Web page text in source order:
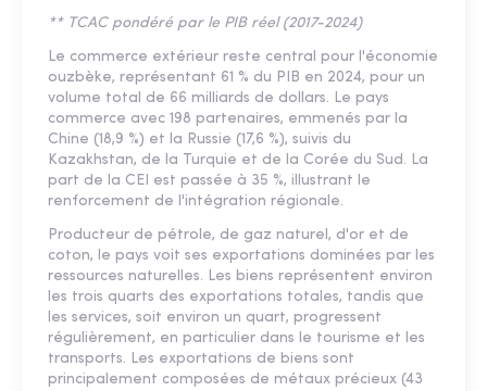
** TCAC pondéré par le PIB réel (2017-2024)
Le commerce extérieur reste central pour l'économie
ouzbèke, représentant 61 % du PIB en 2024, pour un
volume total de 66 milliards de dollars. Le pays
commerce avec 198 partenaires, emmenés par la
Chine (18,9 %) et la Russie (17,6 %), suivis du
Kazakhstan, de la Turquie et de la Corée du Sud. La
part de la CEI est passée à 35 %, illustrant le
renforcement de l'intégration régionale.
Producteur de pétrole, de gaz naturel, d'or et de
coton, le pays voit ses exportations dominées par les
ressources naturelles. Les biens représentent environ
les trois quarts des exportations totales, tandis que
les services, soit environ un quart, progressent
régulièrement, en particulier dans le tourisme et les
transports. Les exportations de biens sont
principalement composées de métaux précieux (43